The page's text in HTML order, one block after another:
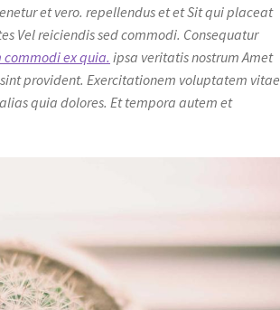
et vero. repellendus et et Sit qui placeat
Vel reiciendis sed commodi. Consequatur
ex quia. ipsa veritatis nostrum Amet
provident. Exercitationem voluptatem vitae
quia dolores. Et tempora autem et